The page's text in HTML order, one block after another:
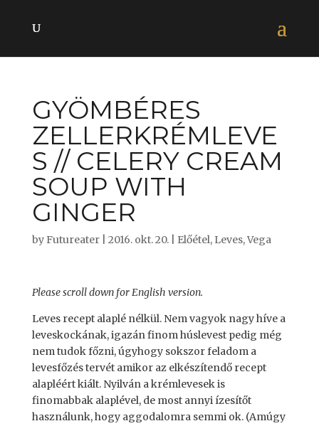
GYÖMBÉRES
ZELLERKRÉMLEVE
S // CELERY CREAM
SOUP WITH
GINGER
by Futureater| 2016. okt. 20.| Előétel, Leves,Vega
Please scroll down for English version.
Leves recept alaplé nélkül. Nem vagyok nagy híve a
leveskockának, igazán finom húslevest pedig még
nem tudok főzni, úgyhogy sokszor feladom a
levesfőzés tervét amikor az elkészítendő recept
alapléért kiált. Nyilván a krémlevesek is
finomabbak alaplével, de most annyi ízesítőt
használunk, hogy aggodalomra semmi ok. (Amúgy